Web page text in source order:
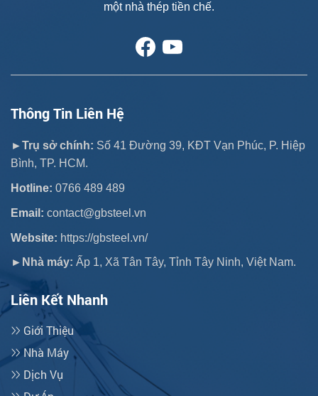
một nhà thép tiền chế.
Thông Tin Liên Hệ
►Trụ sở chính: Số 41 Đường 39, KĐT Vạn Phúc, P. Hiệp
Bình, TP. HCM.
Hotline: 0766 489 489
Email: contact@gbsteel.vn
Website: https://gbsteel.vn/
►Nhà máy: Ấp 1, Xã Tân Tây, Tỉnh Tây Ninh, Việt Nam.
Liên Kết Nhanh
Giới Thiệu
Nhà Máy
Dịch Vụ